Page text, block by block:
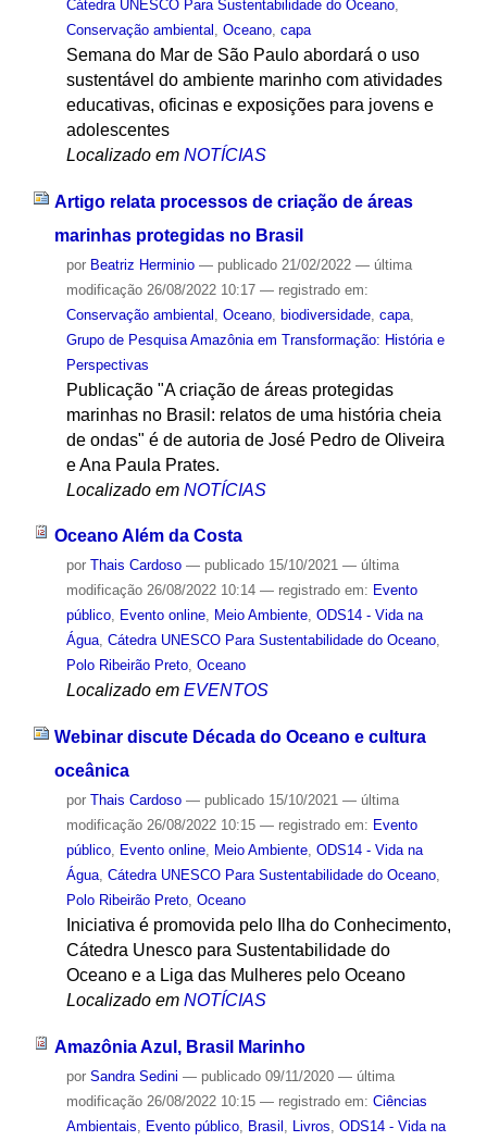
Cátedra UNESCO Para Sustentabilidade do Oceano,
Conservação ambiental
Oceano, capa
Semana do Mar de São Paulo abordará o uso
sustentável do ambiente marinho com atividades
educativas, oficinas e exposições para jovens e
adolescentes
Localizado em NOTÍCIAS
Artigo relata processos de criação de áreas
marinhas protegidas no Brasil
por Beatriz Herminio — publicado21/02/2022 — última
modificação26/08/2022 10:17 — registrado em:
Conservação ambiental Oceano, biodiversidade, capa,
Grupo de Pesquisa Amazônia em Transformação: História e
Perspectivas
Publicação "A criação de áreas protegidas
marinhas no Brasil: relatos de uma história cheia
de ondas" é de autoria de José Pedro de Oliveira
e Ana Paula Prates.
Localizado em NOTÍCIAS
Oceano Além da Costa
por Thais Cardoso — publicado15/10/2021 — última
modificação26/08/2022 10:14 — registrado em: Evento
público, Evento online, Meio Ambiente, ODS14 - Vida na
Água, Cátedra UNESCO Para Sustentabilidade do Oceano,
Polo Ribeirão Preto, Oceano
Localizado em EVENTOS
Webinar discute Década do Oceano e cultura
oceânica
por Thais Cardoso — publicado15/10/2021 — última
modificação26/08/2022 10:15 — registrado em: Evento
público, Evento online, Meio Ambiente, ODS14 - Vida na
Água, Cátedra UNESCO Para Sustentabilidade do Oceano,
Polo Ribeirão Preto, Oceano
Iniciativa é promovida pelo Ilha do Conhecimento,
Cátedra Unesco para Sustentabilidade do
Oceano e a Liga das Mulheres pelo Oceano
Localizado em NOTÍCIAS
Amazônia Azul, Brasil Marinho
por Sandra Sedini — publicado09/11/2020 — última
modificação26/08/2022 10:15 — registrado em: Ciências
Ambientais
Evento público, Brasil Livros ODS14 - Vida na